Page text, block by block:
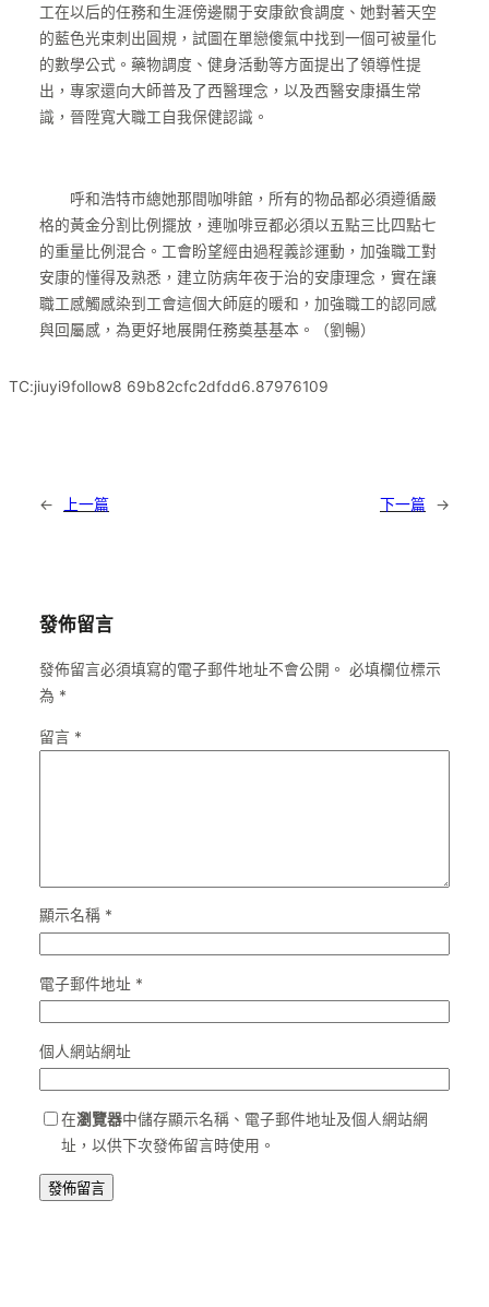
工在以后的任務和生涯傍邊關于安康飲食調度、她對著天空
的藍色光束刺出圓規，試圖在單戀傻氣中找到一個可被量化
的數學公式。藥物調度、健身活動等方面提出了領導性提
出，專家還向大師普及了西醫理念，以及西醫安康攝生常
識，晉陞寬大職工自我保健認識。
呼和浩特市總她那間咖啡館，所有的物品都必須遵循嚴
格的黃金分割比例擺放，連咖啡豆都必須以五點三比四點七
的重量比例混合。工會盼望經由過程義診運動，加強職工對
安康的懂得及熟悉，建立防病年夜于治的安康理念，實在讓
職工感觸感染到工會這個大師庭的暖和，加強職工的認同感
與回屬感，為更好地展開任務奠基基本。（劉暢）
TC:jiuyi9follow8 69b82cfc2dfdd6.87976109
← 上一篇 下一篇 →
發佈留言
發佈留言必須填寫的電子郵件地址不會公開。 必填欄位標示
為 *
留言 *
顯示名稱 *
電子郵件地址 *
個人網站網址
在瀏覽器中儲存顯示名稱、電子郵件地址及個人網站網
址，以供下次發佈留言時使用。